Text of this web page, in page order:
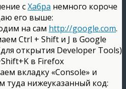
сХабра немного короче
его выше:
на сам http://google.com.
Ctrl + Shift и J в Google
открытия Developer Tools)
в Firefox
вкладку «Console» и
туда нижеуказанный код: